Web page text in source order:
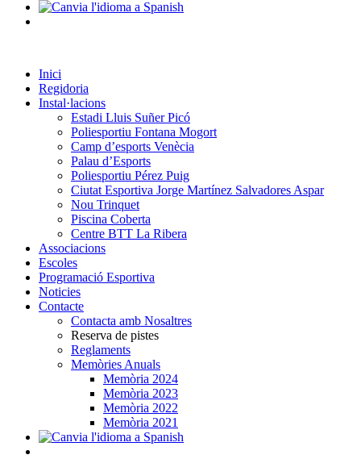
Inici
Regidoria
Instal·lacions
Estadi Lluis Suñer Picó
Poliesportiu Fontana Mogort
Camp d’esports Venècia
Palau d’Esports
Poliesportiu Pérez Puig
Ciutat Esportiva Jorge Martínez Salvadores Aspar
Nou Trinquet
Piscina Coberta
Centre BTT La Ribera
Associacions
Escoles
Programació Esportiva
Noticies
Contacte
Contacta amb Nosaltres
Reserva de pistes
Reglaments
Memòries Anuals
Memòria 2024
Memòria 2023
Memòria 2022
Memòria 2021